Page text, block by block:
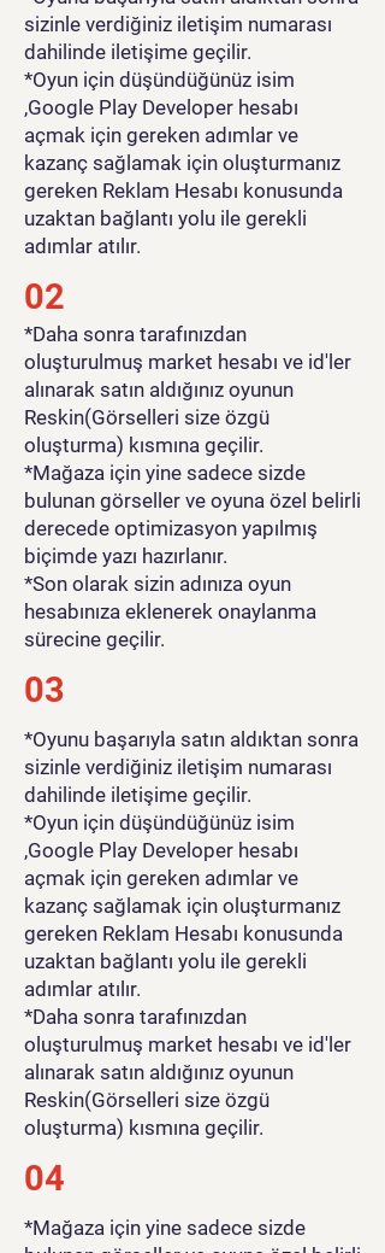
sizinle verdiğiniz iletişim numarası
dahilinde iletişime geçilir.
*Oyun için düşündüğünüz isim
,Google Play Developer hesabı
açmak için gereken adımlar ve
kazanç sağlamak için oluşturmanız
gereken Reklam Hesabı konusunda
uzaktan bağlantı yolu ile gerekli
adımlar atılır.
02
*Daha sonra tarafınızdan
oluşturulmuş market hesabı ve id'ler
alınarak satın aldığınız oyunun
Reskin(Görselleri size özgü
oluşturma) kısmına geçilir.
*Mağaza için yine sadece sizde
bulunan görseller ve oyuna özel belirli
derecede optimizasyon yapılmış
biçimde yazı hazırlanır.
*Son olarak sizin adınıza oyun
hesabınıza eklenerek onaylanma
sürecine geçilir.
03
*Oyunu başarıyla satın aldıktan sonra
sizinle verdiğiniz iletişim numarası
dahilinde iletişime geçilir.
*Oyun için düşündüğünüz isim
,Google Play Developer hesabı
açmak için gereken adımlar ve
kazanç sağlamak için oluşturmanız
gereken Reklam Hesabı konusunda
uzaktan bağlantı yolu ile gerekli
adımlar atılır.
*Daha sonra tarafınızdan
oluşturulmuş market hesabı ve id'ler
alınarak satın aldığınız oyunun
Reskin(Görselleri size özgü
oluşturma) kısmına geçilir.
04
*Mağaza için yine sadece sizde